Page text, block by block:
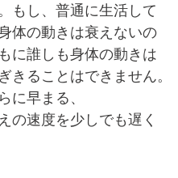
もし、普通に生活して
体の動きは衰えないの
に誰しも身体の動きは
ることはできません。
に早まる、
の速度を少しでも遅く